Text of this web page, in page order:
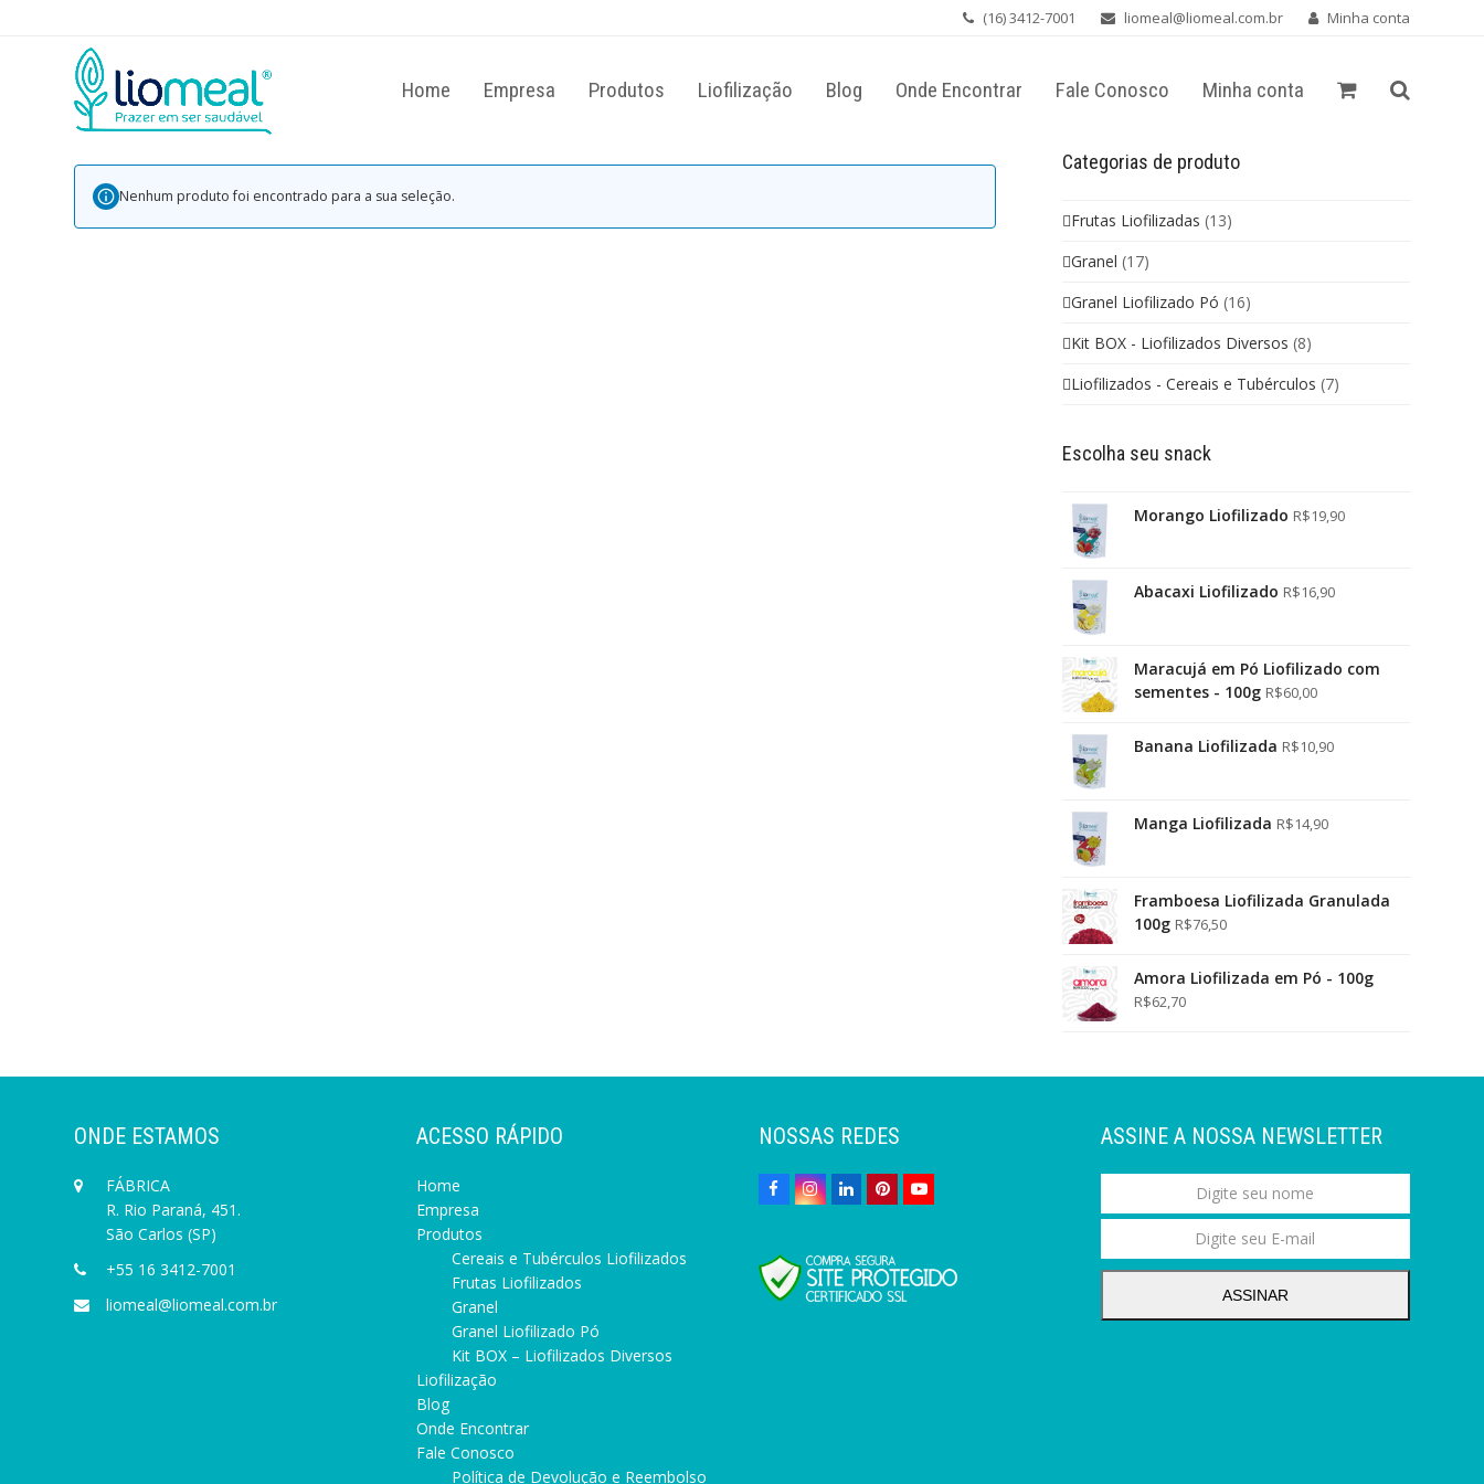
(16) 3412-7001 liomeal@liomeal.com.br Minha conta
Home Empresa Produtos Liofilização Blog Onde Encontrar Fale Conosco Minha conta
Nenhum produto foi encontrado para a sua seleção.
Categorias de produto
Frutas Liofilizadas (13)
Granel (17)
Granel Liofilizado Pó (16)
Kit BOX - Liofilizados Diversos (8)
Liofilizados - Cereais e Tubérculos (7)
Escolha seu snack
Morango Liofilizado R$19,90
Abacaxi Liofilizado R$16,90
Maracujá em Pó Liofilizado com
sementes - 100g R$60,00
Banana Liofilizada R$10,90
Manga Liofilizada R$14,90
Framboesa Liofilizada Granulada
100g R$76,50
Amora Liofilizada em Pó - 100g
R$62,70
ONDE ESTAMOS
FÁBRICA
R. Rio Paraná, 451.
São Carlos (SP)
+55 16 3412-7001
liomeal@liomeal.com.br
ACESSO RÁPIDO
Home
Empresa
Produtos
Cereais e Tubérculos Liofilizados
Frutas Liofilizados
Granel
Granel Liofilizado Pó
Kit BOX – Liofilizados Diversos
Liofilização
Blog
Onde Encontrar
Fale Conosco
Política de Devolução e Reembolso
NOSSAS REDES ASSINE A NOSSA NEWSLETTER
ASSINAR